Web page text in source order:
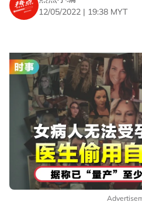
12/05/2022 | 19:38 MYT